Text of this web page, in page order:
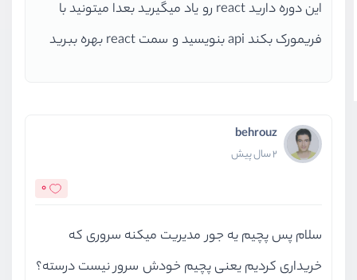
این دوره دارید react رو یاد میگیرید بعدا میتونید با
فریمورک بکند api بنویسید و سمت react بهره ببرید
behrouz
2 سال پیش
0
سلام پس پچیم یه جور مدیریت میکنه سروری که
خریداری کردیم یعنی پچیم خودش سرور نیست درسته؟